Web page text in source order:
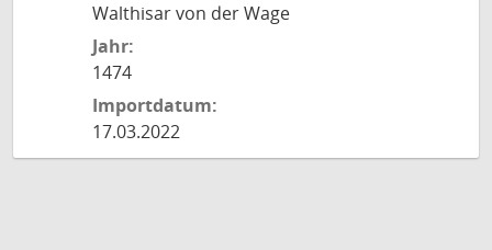
Walthisar von der Wage
Jahr:
1474
Importdatum:
17.03.2022